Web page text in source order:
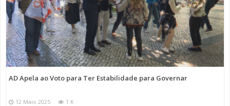
AD Apela ao Voto para Ter Estabilidade para Governar
12 Maio 2025 1 K